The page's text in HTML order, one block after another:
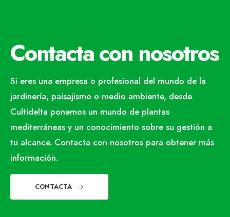
Contacta con nosotros
Si eres una empresa o profesional del mundo de la
jardinería, paisajismo o medio ambiente, desde
Cultidelta ponemos un mundo de plantas
mediterráneas y un conocimiento sobre su gestión a
tu alcance. Contacta con nosotros para obtener más
información.
CONTACTA